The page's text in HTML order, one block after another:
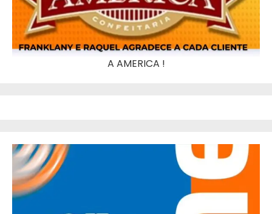
A AMERICA !